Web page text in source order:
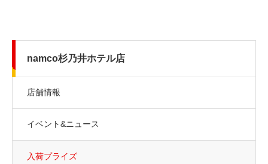
namco杉乃井ホテル店
店舗情報
イベント&ニュース
入荷プライズ